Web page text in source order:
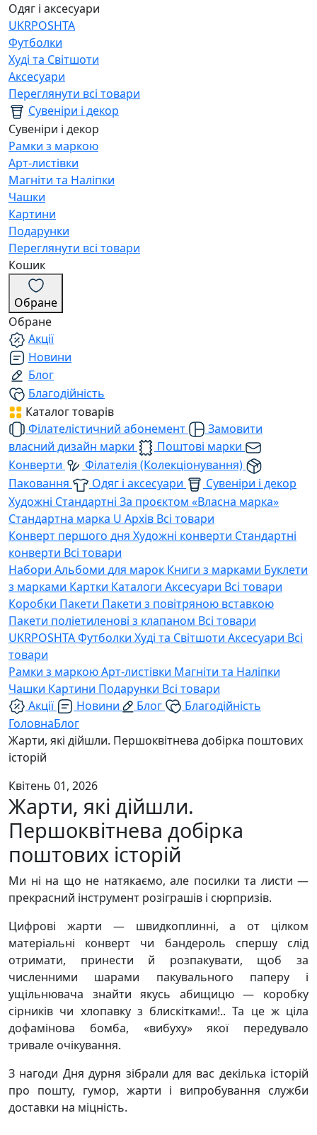
Одяг і аксесуари
UKRPOSHTA
Футболки
Худі та Світшоти
Аксесуари
Переглянути всі товари
Сувеніри і декор
Сувеніри і декор
Рамки з маркою
Арт-листівки
Магніти та Наліпки
Чашки
Картини
Подарунки
Переглянути всі товари
Кошик
Обране
Обране
Акції
Новини
Блог
Благодійність
Каталог товарів
Філателістичний абонемент
Замовити
власний дизайн марки
Поштові марки
Конверти
Філателія (Колекціонування)
Паковання
Одяг і аксесуари
Сувеніри і декор
Художні Стандартні За проєктом «Власна марка»
Стандартна марка U Архів Всі товари
Конверт першого дня Художні конверти Стандартні
конверти Всі товари
Набори Альбоми для марок Книги з марками Буклети
з марками Картки Каталоги Аксесуари Всі товари
Коробки Пакети Пакети з повітряною вставкою
Пакети поліетиленові з клапаном Всі товари
UKRPOSHTAФутболки Худі та Світшоти Аксесуари Всі
товари
Рамки з маркоюАрт-листівки Магніти та Наліпки
Чашки Картини Подарунки Всі товари
Акції
Новини Блог
Благодійність
ГоловнаБлог
Жарти, які дійшли. Першоквітнева добірка поштових
історій
Квітень 01, 2026
Жарти, які дійшли.
Першоквітнева добірка
поштових історій
Ми ні на що не натякаємо, але посилки та листи —
прекрасний інструмент розіграшів і сюрпризів.
Цифрові жарти — швидкоплинні, а от цілком
матеріальні конверт чи бандероль спершу слід
отримати, принести й розпакувати, щоб за
численними шарами пакувального паперу і
ущільнювача знайти якусь абищицю — коробку
сірників чи хлопавку з блискітками!.. Та це ж ціла
дофамінова бомба, «вибуху» якої передувало
тривале очікування.
З нагоди Дня дурня зібрали для вас декілька історій
про пошту, гумор, жарти і випробування служби
доставки на міцність.